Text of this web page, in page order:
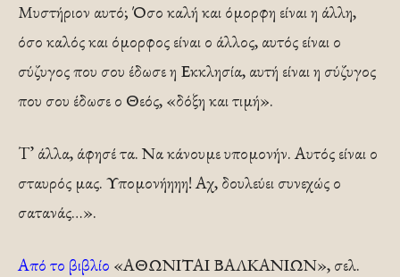
Μυστήριον αυτό; Όσο καλή και όμορφη είναι η άλλη,
όσο καλός και ό­μορφος είναι ο άλλος, αυτός είναι ο
σύζυγος που σου έ­δωσε η Εκκλησία, αυτή είναι η σύζυγος
που σου έδωσε ο Θεός, «δόξη και τιμή».
T’ άλλα, άφησέ τα. Να κάνου­με υπομονήν. Αυτός είναι ο
σταυρός μας. Υπομονήηηη! Αχ, δουλεύει συνεχώς ο
σατανάς…».
Από το βιβλίο «ΑΘΩΝΙΤΑΙ ΒΑΛΚΑΝΙΩΝ», σελ.